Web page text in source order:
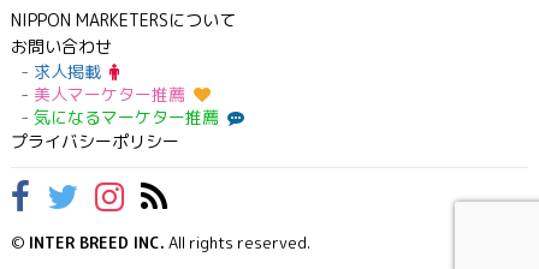
NIPPON MARKETERSについて
お問い合わせ
求人掲載
美人マーケター推薦
気になるマーケター推薦
プライバシーポリシー
© INTER BREED INC. All rights reserved.